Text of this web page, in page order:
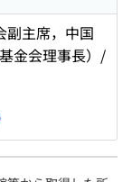
副主席，中国
金会理事長）/